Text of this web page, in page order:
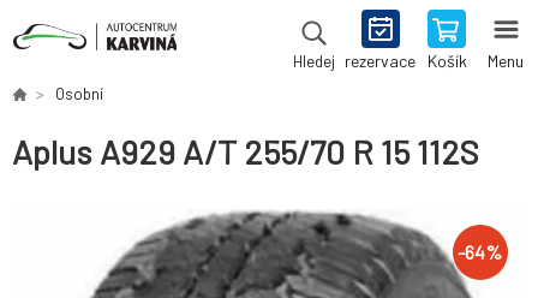
Hledej rezervace Košík Menu
Osobní
Aplus A929 A/T 255/70 R 15 112S
-64%